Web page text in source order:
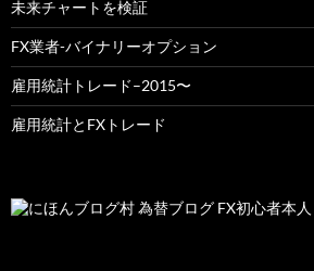
未来チャートを検証
FX業者-バイナリーオプション
雇用統計トレード–2015〜
雇用統計とFXトレード